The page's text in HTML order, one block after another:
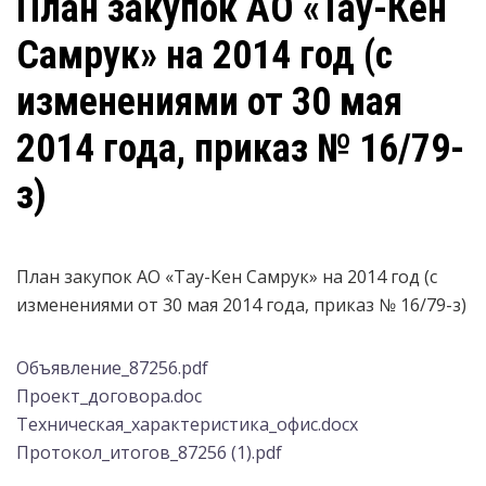
Самрук» на 2014 год (с
изменениями от 30 мая
2014 года, приказ № 16/79-
з)
План закупок АО «Тау-Кен Самрук» на 2014 год (с
изменениями от 30 мая 2014 года, приказ № 16/79-з)
Объявление_87256.pdf
Проект_договора.doc
Техническая_характеристика_офис.docx
Протокол_итогов_87256 (1).pdf